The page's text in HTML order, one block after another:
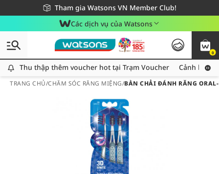
Tham gia Watsons VN Member Club!
Miễn phí giao hàng cho đơn hàng từ 249,000Đ
Giao hàng nhanh 24h - Áp dụng khu vực TP. Hồ Chí Minh
Các dịch vụ của Watsons
0
Thu thập thêm voucher hot tại Trạm Voucher
Thu thập thêm voucher hot tại Trạm Voucher Cảnh báo
TRANG CHỦ/CHĂM SÓC RĂNG MIỆNG/BÀN CHẢI ĐÁNH RĂNG